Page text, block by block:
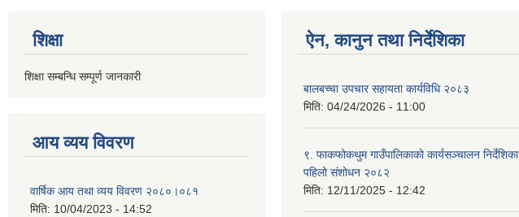
शिक्षा
शिक्षा सम्बन्धि सम्पूर्ण जानकारी
आय व्यय विवरण
वार्षिक आय तथा व्यय विवरण २०८०।०८१
मिति: 10/04/2023 - 14:52
ऐन, कानुन तथा निर्देशिका
बालबच्चा उपचार सहायता कार्यविधि २०८३
मिति: 04/24/2026 - 11:00
९. फाकफोकथुम गाउँपालिकाको कार्यसञ्चालन निर्देशिका
पहिलो संशोधन २०८२
मिति: 12/11/2025 - 12:42